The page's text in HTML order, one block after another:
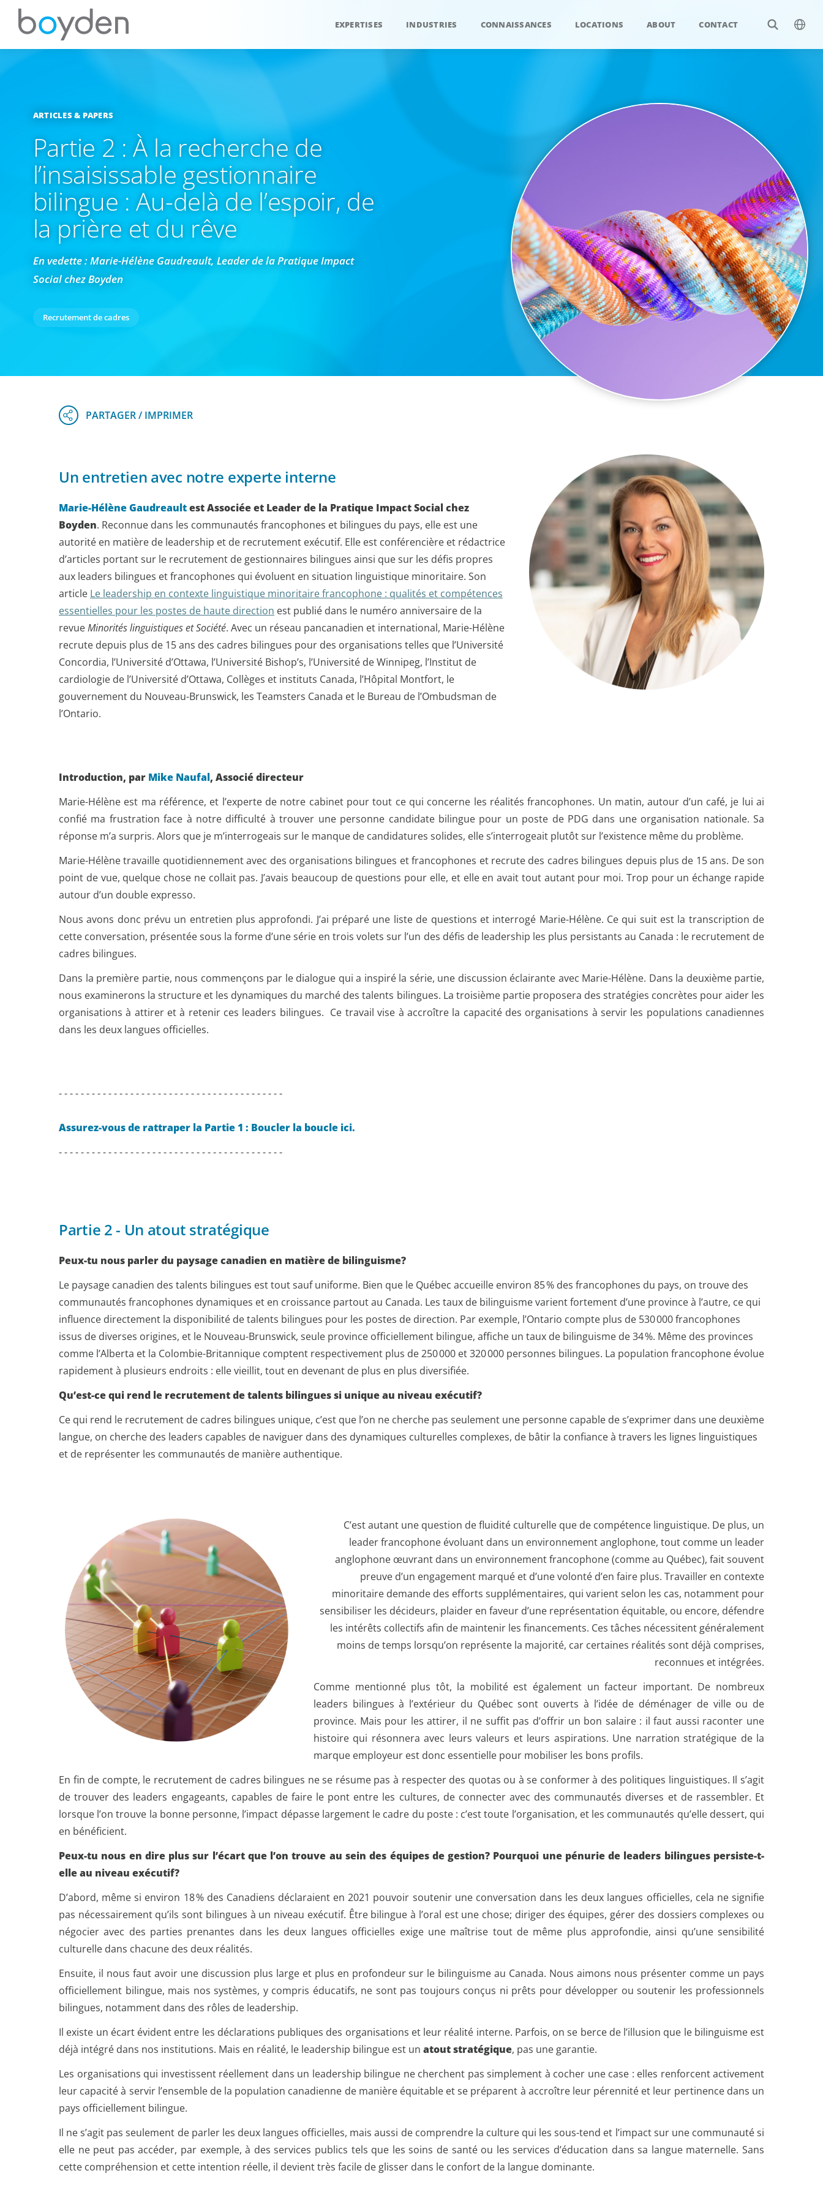
EXPERTISES INDUSTRIES CONNAISSANCES LOCATIONS ABOUT CONTACT
ARTICLES & PAPERS
Partie 2 : À la recherche de
l’insaisissable gestionnaire
bilingue : Au-delà de l’espoir, de
la prière et du rêve
En vedette : Marie-Hélène Gaudreault, Leader de la Pratique Impact
Social chez Boyden
Recrutement de cadres
Un entretien avec notre experte interne
Marie-Hélène Gaudreaultest Associée et Leader de la Pratique Impact Social chez
Boyden. Reconnue dans les communautés francophones et bilingues du pays, elle est une
autorité en matière de leadership et de recrutement exécutif. Elle est conférencière et rédactrice
d’articles portant sur le recrutement de gestionnaires bilingues ainsi que sur les défis propres
aux leaders bilingues et francophones qui évoluent en situation linguistique minoritaire. Son
article Le leadership en contexte linguistique minoritaire francophone : qualités et compétences
essentielles pour les postes de haute direction est publié dans le numéro anniversaire de la
revueMinorités linguistiques et Société. Avec un réseau pancanadien et international, Marie-Hélène
recrute depuis plus de 15 ans des cadres bilingues pour des organisations telles que l’Université
Concordia, l’Université d’Ottawa, l’Université Bishop’s, l’Université de Winnipeg, l’Institut de
cardiologie de l’Université d’Ottawa, Collèges et instituts Canada, l’Hôpital Montfort, le
gouvernement du Nouveau-Brunswick, les Teamsters Canada et le Bureau de l’Ombudsman de
l’Ontario.
Introduction, par Mike Naufal, Associé directeur
Marie-Hélène est ma référence, et l’experte de notre cabinet pour tout ce qui concerne les réalités francophones. Un matin, autour d’un café, je lui ai
confié ma frustration face à notre difficulté à trouver une personne candidate bilingue pour un poste de PDG dans une organisation nationale. Sa
réponse m’a surpris. Alors que je m’interrogeais sur le manque de candidatures solides, elle s’interrogeait plutôt sur l’existence même du problème.
Marie-Hélène travaille quotidiennement avec des organisations bilingues et francophones et recrute des cadres bilingues depuis plus de 15 ans. De son
point de vue, quelque chose ne collait pas. J’avais beaucoup de questions pour elle, et elle en avait tout autant pour moi. Trop pour un échange rapide
autour d’un double expresso.
Nous avons donc prévu un entretien plus approfondi. J’ai préparé une liste de questions et interrogé Marie-Hélène. Ce qui suit est la transcription de
cette conversation, présentée sous la forme d’une série en trois volets sur l’un des défis de leadership les plus persistants au Canada : le recrutement de
cadres bilingues.
Dans la première partie, nous commençons par le dialogue qui a inspiré la série, une discussion éclairante avec Marie-Hélène. Dans la deuxième partie,
nous examinerons la structure et les dynamiques du marché des talents bilingues. La troisième partie proposera des stratégies concrètes pour aider les
organisations à attirer et à retenir ces leaders bilingues. Ce travail vise à accroître la capacité des organisations à servir les populations canadiennes
dans les deux langues officielles.
- - - - - - - - - - - - - - - - - - - - - - - - - - - - - - - - - - - - - - - - -
Assurez-vous de rattraper la Partie 1 : Boucler la boucle ici.
- - - - - - - - - - - - - - - - - - - - - - - - - - - - - - - - - - - - - - - - -
Partie 2 - Un atout stratégique
Peux-tu nous parler du paysage canadien en matière de bilinguisme?
Le paysage canadien des talents bilingues est tout sauf uniforme. Bien que le Québec accueille environ 85 % des francophones du pays, on trouve des
communautés francophones dynamiques et en croissance partout au Canada. Les taux de bilinguisme varient fortement d’une province à l’autre, ce qui
influence directement la disponibilité de talents bilingues pour les postes de direction. Par exemple, l’Ontario compte plus de 530 000 francophones
issus de diverses origines, et le Nouveau-Brunswick, seule province officiellement bilingue, affiche un taux de bilinguisme de 34 %. Même des provinces
comme l’Alberta et la Colombie-Britannique comptent respectivement plus de 250 000 et 320 000 personnes bilingues. La population francophone évolue
rapidement à plusieurs endroits : elle vieillit, tout en devenant de plus en plus diversifiée.
Qu’est-ce qui rend le recrutement de talents bilingues si unique au niveau exécutif?
Ce qui rend le recrutement de cadres bilingues unique, c’est que l’on ne cherche pas seulement une personne capable de s’exprimer dans une deuxième
langue, on cherche des leaders capables de naviguer dans des dynamiques culturelles complexes, de bâtir la confiance à travers les lignes linguistiques
et de représenter les communautés de manière authentique.
C’est autant une question de fluidité culturelle que de compétence linguistique. De plus, un
leader francophone évoluant dans un environnement anglophone, tout comme un leader
anglophone œuvrant dans un environnement francophone (comme au Québec), fait souvent
preuve d’un engagement marqué et d’une volonté d’en faire plus. Travailler en contexte
minoritaire demande des efforts supplémentaires, qui varient selon les cas, notamment pour
sensibiliser les décideurs, plaider en faveur d’une représentation équitable, ou encore, défendre
les intérêts collectifs afin de maintenir les financements. Ces tâches nécessitent généralement
moins de temps lorsqu’on représente la majorité, car certaines réalités sont déjà comprises,
reconnues et intégrées.
Comme mentionné plus tôt, la mobilité est également un facteur important. De nombreux
leaders bilingues à l’extérieur du Québec sont ouverts à l’idée de déménager de ville ou de
province. Mais pour les attirer, il ne suffit pas d’offrir un bon salaire : il faut aussi raconter une
histoire qui résonnera avec leurs valeurs et leurs aspirations. Une narration stratégique de la
marque employeur est donc essentielle pour mobiliser les bons profils.
En fin de compte, le recrutement de cadres bilingues ne se résume pas à respecter des quotas ou à se conformer à des politiques linguistiques. Il s’agit
de trouver des leaders engageants, capables de faire le pont entre les cultures, de connecter avec des communautés diverses et de rassembler. Et
lorsque l’on trouve la bonne personne, l’impact dépasse largement le cadre du poste : c’est toute l’organisation, et les communautés qu’elle dessert, qui
en bénéficient.
Peux-tu nous en dire plus sur l’écart que l’on trouve au sein des équipes de gestion? Pourquoi une pénurie de leaders bilingues persiste-t-
elle au niveau exécutif?
D’abord, même si environ 18 % des Canadiens déclaraient en 2021 pouvoir soutenir une conversation dans les deux langues officielles, cela ne signifie
pas nécessairement qu’ils sont bilingues à un niveau exécutif. Être bilingue à l’oral est une chose; diriger des équipes, gérer des dossiers complexes ou
négocier avec des parties prenantes dans les deux langues officielles exige une maîtrise tout de même plus approfondie, ainsi qu’une sensibilité
culturelle dans chacune des deux réalités.
Ensuite, il nous faut avoir une discussion plus large et plus en profondeur sur le bilinguisme au Canada. Nous aimons nous présenter comme un pays
officiellement bilingue, mais nos systèmes, y compris éducatifs, ne sont pas toujours conçus ni prêts pour développer ou soutenir les professionnels
bilingues, notamment dans des rôles de leadership.
Il existe un écart évident entre les déclarations publiques des organisations et leur réalité interne. Parfois, on se berce de l’illusion que le bilinguisme est
déjà intégré dans nos institutions. Mais en réalité, le leadership bilingue est un atout stratégique, pas une garantie.
Les organisations qui investissent réellement dans un leadership bilingue ne cherchent pas simplement à cocher une case : elles renforcent activement
leur capacité à servir l’ensemble de la population canadienne de manière équitable et se préparent à accroître leur pérennité et leur pertinence dans un
pays officiellement bilingue.
Il ne s’agit pas seulement de parler les deux langues officielles, mais aussi de comprendre la culture qui les sous-tend et l’impact sur une communauté si
elle ne peut pas accéder, par exemple, à des services publics tels que les soins de santé ou les services d’éducation dans sa langue maternelle. Sans
cette compréhension et cette intention réelle, il devient très facile de glisser dans le confort de la langue dominante.